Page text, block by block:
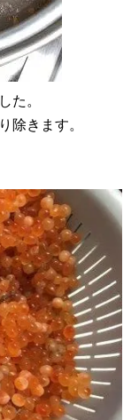
た。
除きます。